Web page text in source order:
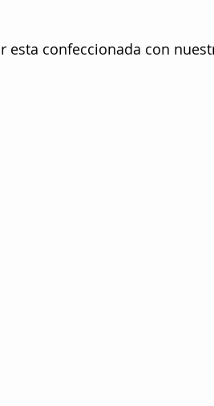
esta confeccionada con